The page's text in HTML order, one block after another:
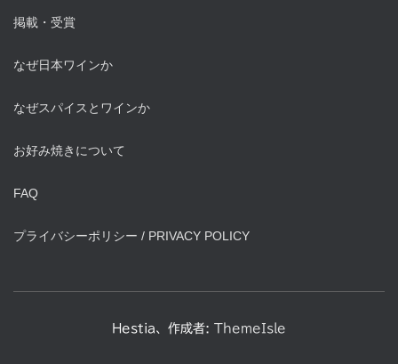
掲載・受賞
なぜ日本ワインか
なぜスパイスとワインか
お好み焼きについて
FAQ
プライバシーポリシー / PRIVACY POLICY
Hestia、作成者: ThemeIsle